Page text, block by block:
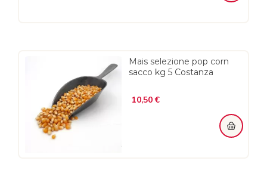
Mais selezione pop corn
sacco kg 5 Costanza
10,50 €